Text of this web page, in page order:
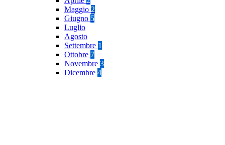
Maggio 2
Giugno 5
Luglio
Agosto
Settembre 1
Ottobre 7
Novembre 3
Dicembre 4